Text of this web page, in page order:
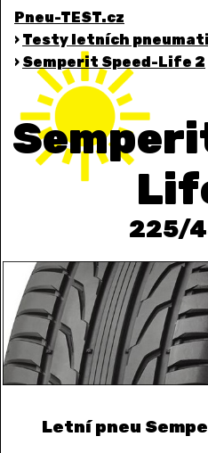
Pneu-TEST.cz
› Testy letních
› Semperit Speed-Life 2
225/
Letní pneu